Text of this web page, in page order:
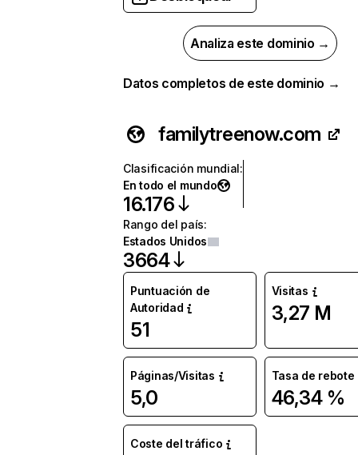
Analiza este dominio →
Datos completos de este dominio →
familytreenow.com
Clasificación mundial:
En todo el mundo
16.176
Rango del país:
Estados Unidos
3664
Puntuación de
Autoridad
51
Visitas
3,27 M
Páginas/Visitas
5,0
Tasa de rebote
46,34 %
Coste del tráfico